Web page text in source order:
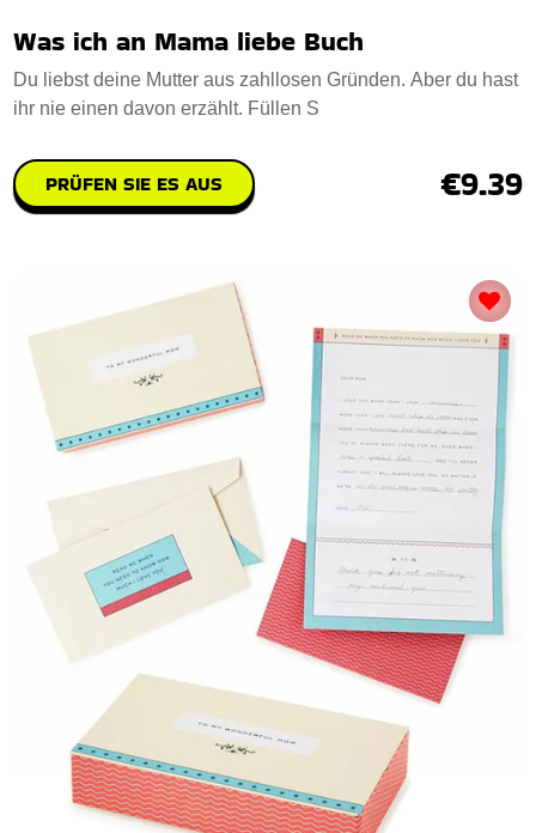
Was ich an Mama liebe Buch
Du liebst deine Mutter aus zahllosen Gründen. Aber du hast
ihr nie einen davon erzählt. Füllen S
PRÜFEN SIE ES AUS €9.39